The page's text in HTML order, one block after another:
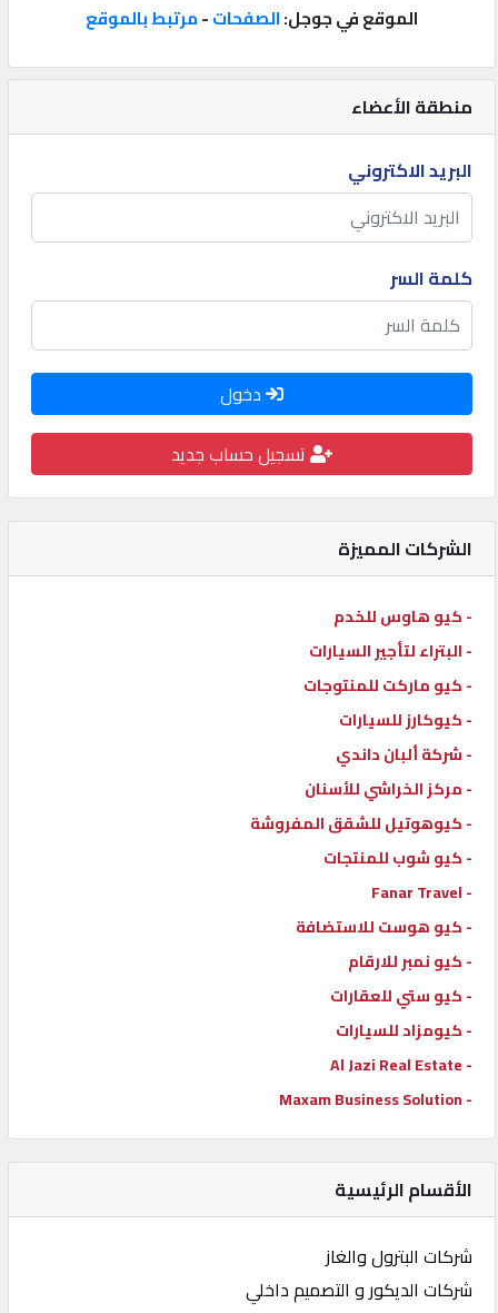
المنتدى
كيو
مزاد
كيو
نمبر
كيو
كارز
ماركت
الدليل
القطري
POWERED
QHOST
منطقة الأعضاء
البريد الاكتروني
كلمة السر
دخول
تسجيل حساب جديد
الشركات المميزة
- كيو هاوس للخدم
- البتراء لتأجير السيارات
- كيو ماركت للمنتوجات
- كيوكارز للسيارات
- شركة ألبان داندي
- مركز الخراشي للأسنان
- كيوهوتيل للشقق المفروشة
- كيو شوب للمنتجات
- Fanar Travel
- كيو هوست للاستضافة
- كيو نمبر للارقام
- كيو ستي للعقارات
- كيومزاد للسيارات
- Al Jazi Real Estate
- Maxam Business Solution
الأقسام الرئيسية
شركات البترول والغاز
شركات الديكور و التصميم داخلي
الموقع في جوجل:الصفحات-مرتبط بالموقع